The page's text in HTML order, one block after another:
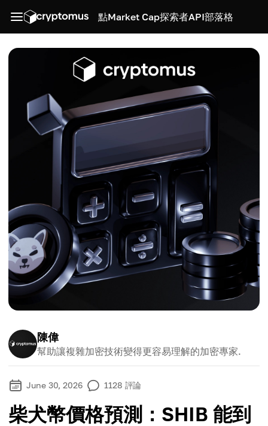
點Market Cap探索者API部落格
陳偉
幫助讓複雜加密技術變得更容易理解的加密專家.
June 30, 2026 1128 評論
柴犬幣價格預測：SHIB 能到